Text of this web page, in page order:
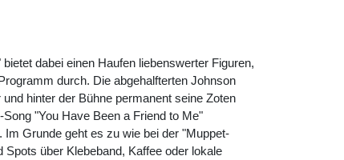
dabei einen Haufen liebenswerter Figuren,
durch. Die abgehalfterten Johnson
hinter der Bühne permanent seine Zoten
"You Have Been a Friend to Me"
Grunde geht es zu wie bei der "Muppet-
über Klebeband, Kaffee oder lokale